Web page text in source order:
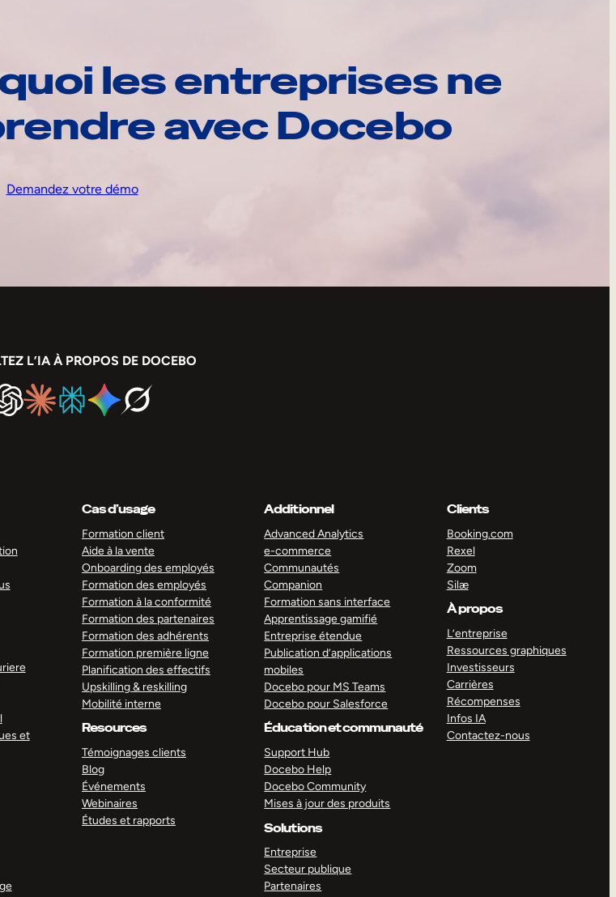
les entreprises ne
avec Docebo
Demandez votre démo
L’IA À PROPOS DE DOCEBO
et
Cas d’usage
Formation client
Aide à la vente
Onboarding des employés
Formation des employés
Formation à la conformité
Formation des partenaires
Formation des adhérents
Formation première ligne
Planification des effectifs
Upskilling & reskilling
Mobilité interne
Resources
Témoignages clients
Blog
Événements
Webinaires
Études et rapports
Additionnel
Advanced Analytics
e-commerce
Communautés
Companion
Formation sans interface
Apprentissage gamifié
Entreprise étendue
Publication d’applications
mobiles
Docebo pour MS Teams
Docebo pour Salesforce
Éducation et communauté
Support Hub
Docebo Help
Docebo Community
Mises à jour des produits
Solutions
Entreprise
Secteur publique
Partenaires
Clients
Booking.com
Rexel
Zoom
Silæ
À propos
L’entreprise
Ressources graphiques
Investisseurs
Carrières
Récompenses
Infos IA
Contactez-nous